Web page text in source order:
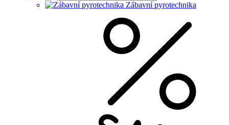
Zábavní pyrotechnika